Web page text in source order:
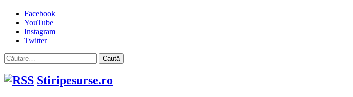
Facebook
YouTube
Instagram
Twitter
Caută
după:
Stiripesurse.ro